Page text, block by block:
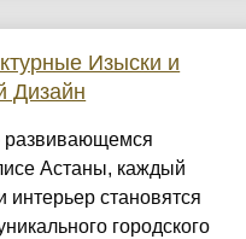
Изыски и
Дизайн
развивающемся
Астаны, каждый
интерьер становятся
городского